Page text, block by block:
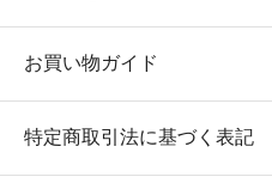
お買い物ガイド
特定商取引法に基づく表記